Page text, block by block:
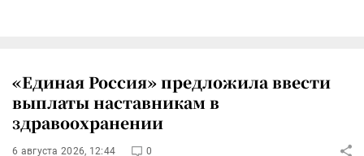
«Единая Россия» предложила ввести
выплаты наставникам в
здравоохранении
6 августа 2026, 12:44 0